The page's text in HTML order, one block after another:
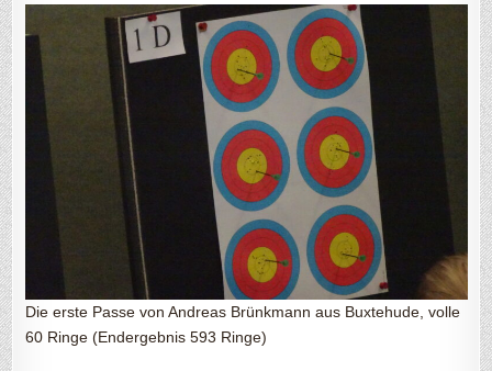
Die erste Passe von Andreas Brünkmann aus Buxtehude, volle
60 Ringe (Endergebnis 593 Ringe)